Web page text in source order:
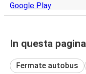
In questa pagina
Fermate autobus